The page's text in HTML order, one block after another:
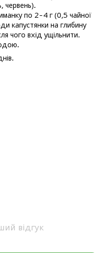
червень).
по 2-4 г (0,5 чайної
капустянки на глибину
чого вхід ущільнити.
відгук